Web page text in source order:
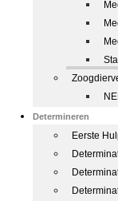
Determineren
Eerste